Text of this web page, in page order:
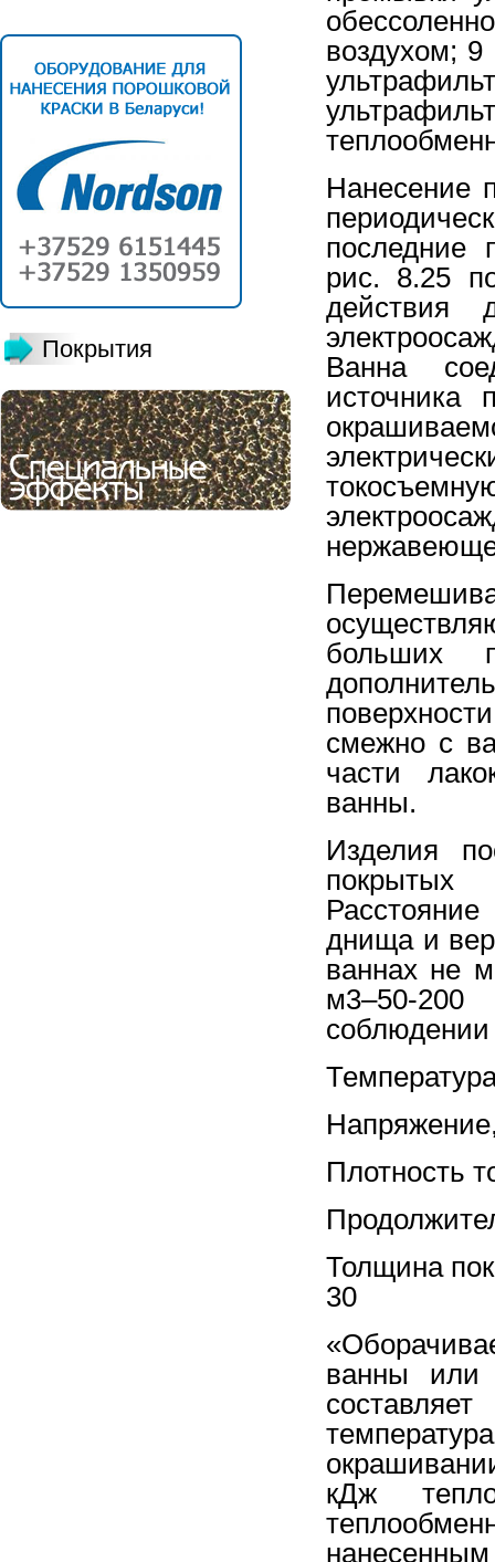
Покрытия
воздухом;
Нанесение
последние
рис. 8.25
действия
Ванна
источника
смежно с
части
ванны.
Изделия
покрытых
днища и
ваннах не
м3–50-
30
ванны или
кДж